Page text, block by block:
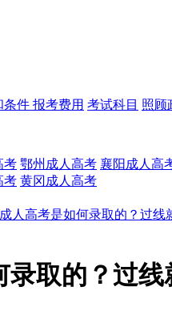
条件 报考费用 考试科目 照顾
考 鄂州成人高考 襄阳成人高
考 黄冈成人高考
人高考是如何录取的？过线
取的？过